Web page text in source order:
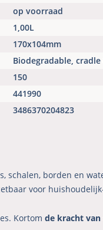
op voorraad
1,00L
170x104mm
Biodegradable,
150
441990
3486370204823
schalen, borden en
voor
Kortom de kracht van